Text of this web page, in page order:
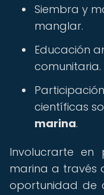
Siembra y
manglar.
Educación
comunitaria.
científicas
marina.
Involucrarte en
marina a través
oportunidad de